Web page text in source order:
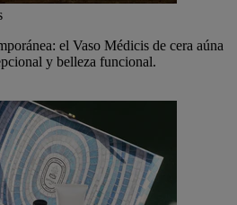
el Vaso Médicis de cera aúna
y belleza funcional.